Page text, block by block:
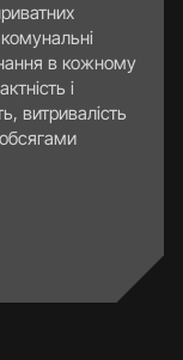
в кожному
і
витривалість